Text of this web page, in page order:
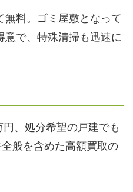
料。ゴミ屋敷となって
意で、特殊清掃も迅速に
、処分希望の戸建でも
般を含めた高額買取の